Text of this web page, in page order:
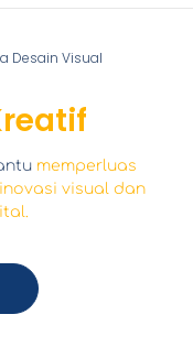
Desain Visual
memperluas
visual dan